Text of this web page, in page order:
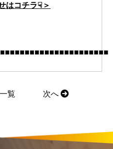
はコチラ☟＞
覧 次へ